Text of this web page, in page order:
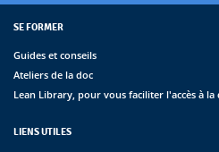
SE FORMER
Guides et conseils
Ateliers de la doc
Lean Library, pour vous faciliter l'accès à
LIENS UTILES